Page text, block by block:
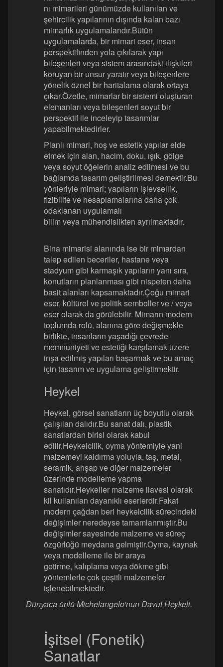
nı mimarileri günümüzde kullanılan ve
şehircilik yapılarının dışında kalan bazı
mimarlık uygulamalarıdır.Bütün
uygulamalarda, bir mimari eser, insan
perspektifinden yola çıkılarak yapı
bileşenleri veya sistem arasındaki ilişkileri
koruyan bir unsur yaratır veya bileşenlere
yönelik öznel bir haritalama olarak ortaya
çıkar.Özetle, mimarlar bir sistemi oluşturan
elemanları veya bileşenleri soyut bir
perspektif ile inceleyip tasarımlar
yapabilmektedirler.
Planlı mimari, hoş ve estetik yapılar elde
etmek için alan, hacim, doku, ışık, gölge
veya soyut öğelerin analiz edilmesi ve bu
bağlamda tasarım geliştirilmesi demektir.Bu
yönleriyle mimari; yapıların işlevsellik,
fizibilite ve hesaplamalarına daha çok
odaklanan uygulamalı
bilim veya mühendislikten ayrılmaktadır.
Bina mimarisi alanında ise bir mimardan
talep edilen beceriler, hastane veya
stadyum gibi karmaşık yapıların yanı sıra,
konutların planlanması gibi nispeten daha
basit alanları kapsamaktadır.Çoğu mimari
eser, kültürel ve politik semboller ve / veya
eser olarak da görülebilir. Mimarın modern
toplumda rolü, alanına göre değişmekle
birlikte, insanların yaşadığı çevrede
memnuniyeti ve estetiği karşılamak üzere
inşa edilmiş yapıları başarmak ve bu amaç
için tasarım ve uygulama geliştirmektir.
Heykel
Heykel, görsel sanatların üç boyutlu olarak
çalışılan dalıdır.Bu sanat dalı, plastik
sanatlardan birisi olarak kabul
edilir.Heykelcilik, oyma yöntemiyle yani
malzemeyi kaldırma yoluyla, taş, metal,
seramik, ahşap ve diğer malzemeler
üzerinde modelleme yapma
sanatıdır.Heykeller malzeme ilavesi olarak
kil kullanılan dayanıklı eserlerdir.Fakat
modern çağdan beri heykelcilik sürecindeki
değişimler neredeyse tamamlanmıştır.Bu
değişimler sayesinde malzeme ve süreç
özgürlüğü meydana gelmiştir.Oyma, kaynak
veya modelleme ile bir araya
getirme, kalıplama veya dökme gibi
yöntemlerle çok çeşitli malzemeler
işlenebilmektedir.
Dünyaca ünlü Michelangelo'nun Davut Heykeli.
İşitsel (Fonetik)
Sanatlar